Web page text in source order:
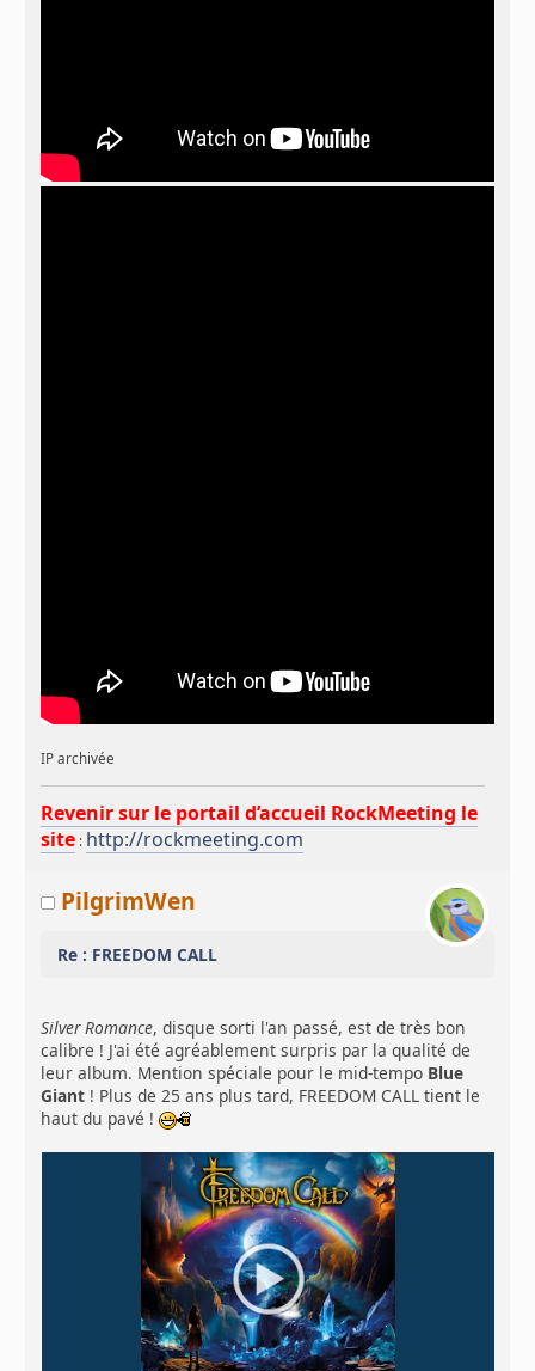
IP archivée
Revenir sur le portail d’accueil RockMeeting le
site : http://rockmeeting.com
PilgrimWen
Re : FREEDOM CALL
Silver Romance, disque sorti l'an passé, est de très bon
calibre ! J'ai été agréablement surpris par la qualité de
leur album. Mention spéciale pour le mid-tempo Blue
Giant ! Plus de 25 ans plus tard, FREEDOM CALL tient le
haut du pavé !